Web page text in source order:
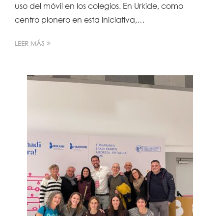
uso del móvil en los colegios. En Urkide, como
centro pionero en esta iniciativa,…
LEER MÁS